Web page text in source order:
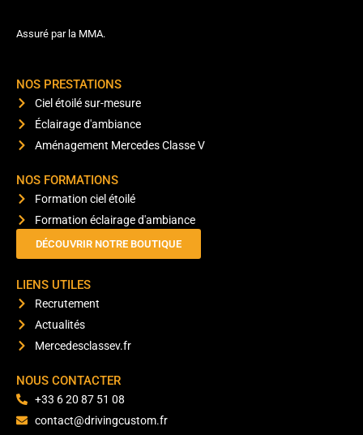
Assuré par la MMA.
NOS PRESTATIONS
Ciel étoilé sur-mesure
Éclairage d'ambiance
Aménagement Mercedes Classe V
NOS FORMATIONS
Formation ciel étoilé
Formation éclairage d'ambiance
DÉCOUVRIR NOTRE BOUTIQUE
LIENS UTILES
Recrutement
Actualités
Mercedesclassev.fr
NOUS CONTACTER
+33 6 20 87 51 08
contact@drivingcustom.fr